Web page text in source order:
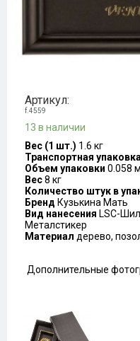
Артикул:
f.4559
13 в наличии
Вес (1 шт.) 1.6 кг
Транспортная упаковка
Объем упаковки 0.058
Вес8 кг
Количество штук в
Бренд Кузькина Мать
Вид нанесения LSC-
Металстикер
Материал дерево,
Дополнительные